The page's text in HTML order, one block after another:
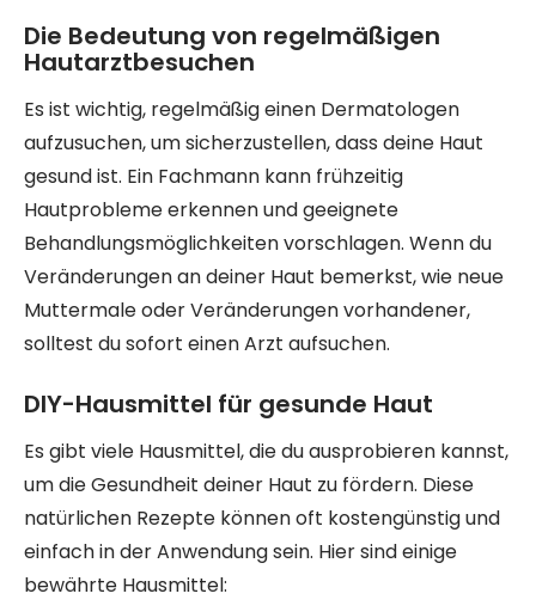
Die Bedeutung von regelmäßigen
Hautarztbesuchen
Es ist wichtig, regelmäßig einen Dermatologen
aufzusuchen, um sicherzustellen, dass deine Haut
gesund ist. Ein Fachmann kann frühzeitig
Hautprobleme erkennen und geeignete
Behandlungsmöglichkeiten vorschlagen. Wenn du
Veränderungen an deiner Haut bemerkst, wie neue
Muttermale oder Veränderungen vorhandener,
solltest du sofort einen Arzt aufsuchen.
DIY-Hausmittel für gesunde Haut
Es gibt viele Hausmittel, die du ausprobieren kannst,
um die Gesundheit deiner Haut zu fördern. Diese
natürlichen Rezepte können oft kostengünstig und
einfach in der Anwendung sein. Hier sind einige
bewährte Hausmittel: